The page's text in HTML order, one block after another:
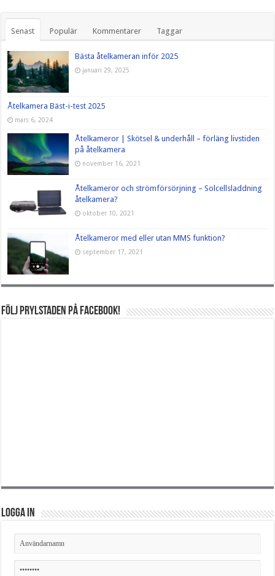
Senast Populär Kommentarer Taggar
Bästa åtelkameran inför 2025
januari 29, 2025
Åtelkamera Bäst-i-test 2025
mars 6, 2024
Åtelkameror | Skötsel & underhåll – förläng livstiden
på åtelkamera
november 16, 2021
Åtelkameror och strömförsörjning – Solcellsladdning
åtelkamera?
oktober 10, 2021
Åtelkameror med eller utan MMS funktion?
september 17, 2021
Följ Prylstaden på Facebook!
Logga in